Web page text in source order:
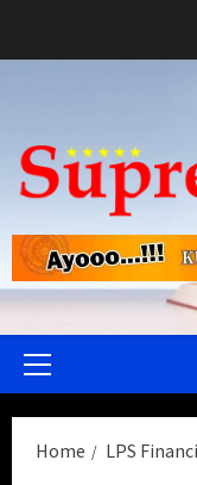
Primary
Home LPS